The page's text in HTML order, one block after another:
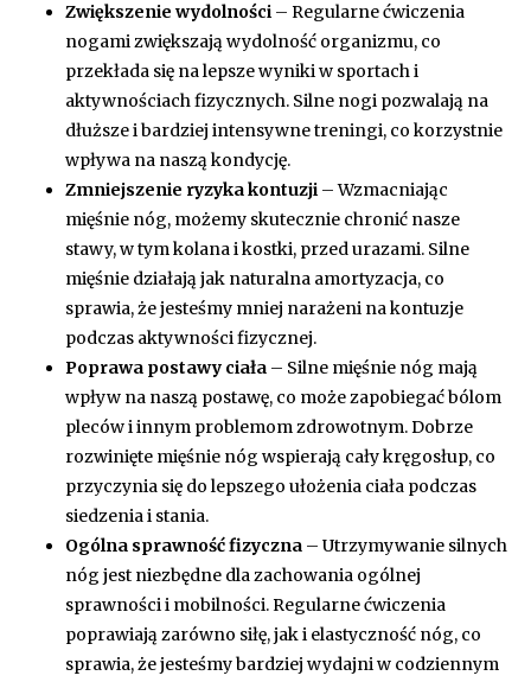
Zwiększenie wydolności – Regularne ćwiczenia
nogami zwiększają wydolność organizmu, co
przekłada się na lepsze wyniki w sportach i
aktywnościach fizycznych. Silne nogi pozwalają na
dłuższe i bardziej intensywne treningi, co korzystnie
wpływa na naszą kondycję.
Zmniejszenie ryzyka kontuzji – Wzmacniając
mięśnie nóg, możemy skutecznie chronić nasze
stawy, w tym kolana i kostki, przed urazami. Silne
mięśnie działają jak naturalna amortyzacja, co
sprawia, że jesteśmy mniej narażeni na kontuzje
podczas aktywności fizycznej.
Poprawa postawy ciała – Silne mięśnie nóg mają
wpływ na naszą postawę, co może zapobiegać bólom
pleców i innym problemom zdrowotnym. Dobrze
rozwinięte mięśnie nóg wspierają cały kręgosłup, co
przyczynia się do lepszego ułożenia ciała podczas
siedzenia i stania.
Ogólna sprawność fizyczna – Utrzymywanie silnych
nóg jest niezbędne dla zachowania ogólnej
sprawności i mobilności. Regularne ćwiczenia
poprawiają zarówno siłę, jak i elastyczność nóg, co
sprawia, że jesteśmy bardziej wydajni w codziennym